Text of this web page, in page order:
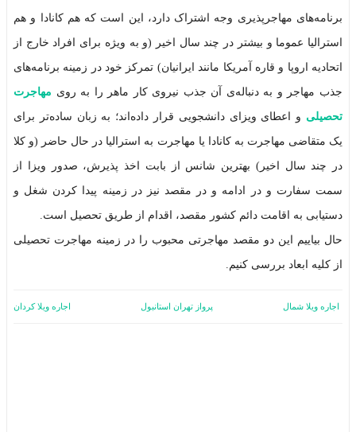
برنامه‌های مهاجرپذیری وجه اشتراک دارد، این است که هم کانادا و هم
استرالیا عموما و بیشتر در چند سال اخیر (و به ویژه برای افراد خارج از
اتحادیه اروپا و قاره آمریکا مانند ایرانیان) تمرکز خود در زمینه برنامه‌های
جذب مهاجر و به دنباله‌ی آن جذب نیروی کار ماهر را به روی مهاجرت
تحصیلی و اعطای ویزای دانشجویی قرار داده‌اند؛ به زبان ساده‌تر برای
یک متقاضی مهاجرت به کانادا یا مهاجرت به استرالیا در حال حاضر (و کلا
در چند سال اخیر) بهترین شانس از بابت اخذ پذیرش، صدور ویزا از
سمت سفارت و در ادامه و در مقصد نیز در زمینه پیدا کردن شغل و
دستیابی به اقامت دائم کشور مقصد، اقدام از طریق تحصیل است.
حال بیاییم این دو مقصد مهاجرتی محبوب را در زمینه مهاجرت تحصیلی
از کلیه ابعاد بررسی کنیم.
اجاره ویلا شمال پرواز تهران استانبول اجاره ویلا کردان